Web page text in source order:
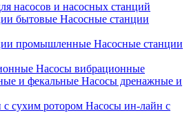
насосов и насосных станций
Насосные станции
Насосные станции
Насосы вибрационные
Насосы дренажные и
Насосы ин-лайн с